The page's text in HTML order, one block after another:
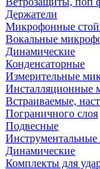
Держатели
Микрофонные
Вокальные
Динамические
Конденсаторные
Измерительные
Инсталляционные
Встраиваемые,
Пограничного слоя
Подвесные
Динамические
Комплекты для